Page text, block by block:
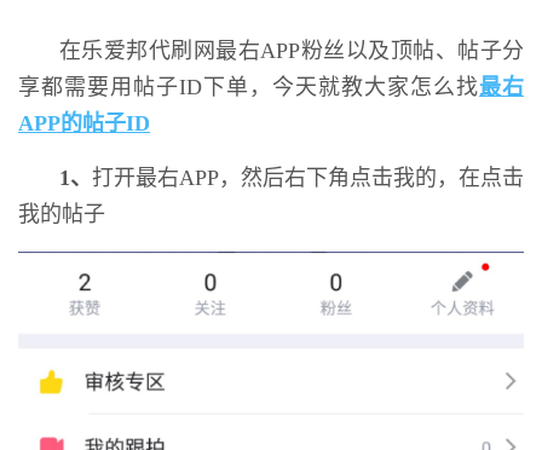
在乐爱邦代刷网最右APP粉丝以及顶帖、帖子分
享都需要用帖子ID下单，今天就教大家怎么找最右
APP的帖子ID
1、 打开最右APP，然后右下角点击我的，在点击
我的帖子